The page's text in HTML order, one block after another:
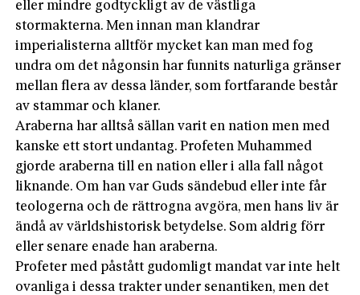
eller mindre godtyckligt av de västliga
stormakterna. Men innan man klandrar
imperialisterna alltför mycket kan man med fog
undra om det någonsin har funnits naturliga gränser
mellan flera av dessa länder, som fortfarande består
av stammar och klaner.
Araberna har alltså sällan varit en nation men med
kanske ett stort undantag. Profeten Muhammed
gjorde araberna till en nation eller i alla fall något
liknande. Om han var Guds sändebud eller inte får
teologerna och de rättrogna avgöra, men hans liv är
ändå av världshistorisk betydelse. Som aldrig förr
eller senare enade han araberna.
Profeter med påstått gudomligt mandat var inte helt
ovanliga i dessa trakter under senantiken, men det